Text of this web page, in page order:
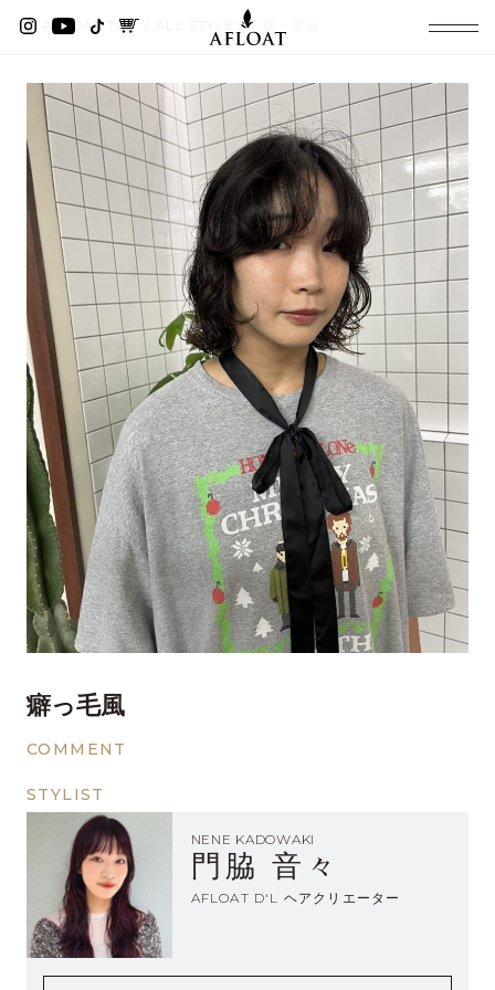
AFLOAT TOP ALL STYLES
癖っ毛風
COMMENT
STYLIST
NENE KADOWAKI
門脇 音々
AFLOAT D'L ヘアクリエーター